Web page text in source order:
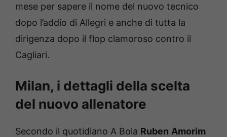
mese per sapere il nome del nuovo tecnico
dopo l’addio di Allegri e anche di tutta la
dirigenza dopo il flop clamoroso contro il
Cagliari.
Milan, i dettagli della scelta
del nuovo allenatore
Secondo il quotidiano A Bola Ruben Amorim